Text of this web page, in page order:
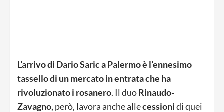
L’arrivo di Dario Saric a Palermo è l’ennesimo
tassello di un mercato in entrata che ha
rivoluzionato i rosanero. Il duoRinaudo-
Zavagno,però, lavora anche allecessionidi quei